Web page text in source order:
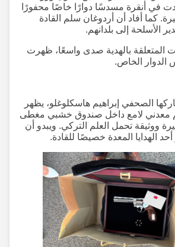
في أنقرة مسدسًا دوارًا خاصًا محفورًا
كما أفاد أن أردوغان سلم القادة
الأسلحة إلى بلدانهم.
المتعلقة بالهدية صدى واسعًا، ظهرت
الخاص.
الصحفي إبراهيم هاسكلوغلو، يظهر
لامع داخل صندوق خشبي مغطى
ووثيقة تحمل العلم التركي. ويبدو أن
الهدايا المعدة خصيصًا للقادة.